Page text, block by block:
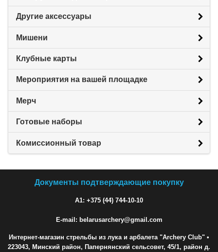
Другие аксессуары
Мишени
Клубные карты
Мероприятия на вашей площадке
Мерч
Готовые наборы
Комиссионный товар
Документы подтверждающие покупку
A1: +375 (44) 744-10-10
E-mail: belarusarchery@gmail.com
Интернет-магазин стрельбы из лука и арбалета "Archery Club" •
223043, Минский район, Папернянский сельсовет, 45/1, район д.